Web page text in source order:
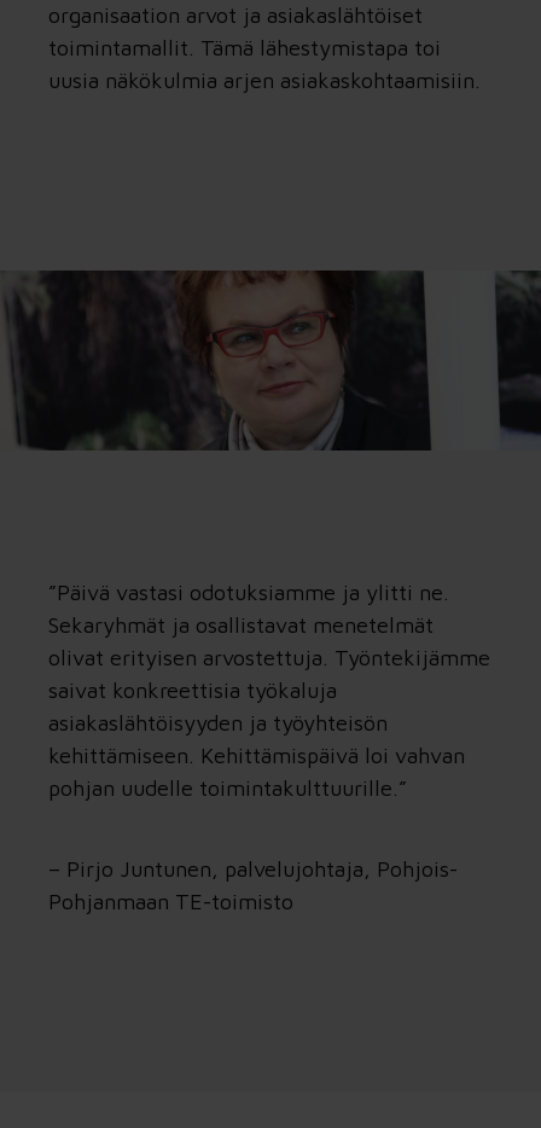
organisaation arvot ja asiakaslähtöiset
toimintamallit. Tämä lähestymistapa toi
uusia näkökulmia arjen asiakaskohtaamisiin.
”Päivä vastasi odotuksiamme ja ylitti ne.
Sekaryhmät ja osallistavat menetelmät
olivat erityisen arvostettuja. Työntekijämme
saivat konkreettisia työkaluja
asiakaslähtöisyyden ja työyhteisön
kehittämiseen. Kehittämispäivä loi vahvan
pohjan uudelle toimintakulttuurille.”
– Pirjo Juntunen, palvelujohtaja, Pohjois-
Pohjanmaan TE-toimisto